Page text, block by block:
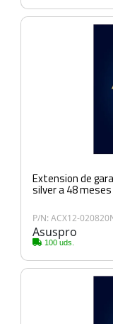
Extension de
silver a 48
P/N: ACX12-
Asuspro
100 uds.